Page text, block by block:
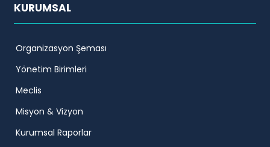
KURUMSAL
Organizasyon Şeması
Yönetim Birimleri
Meclis
Misyon & Vizyon
Kurumsal Raporlar